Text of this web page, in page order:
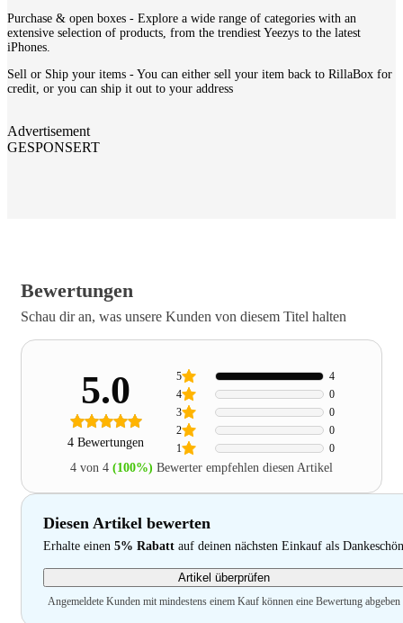
Purchase & open boxes - Explore a wide range of categories with an
extensive selection of products, from the trendiest Yeezys to the latest
iPhones.
Sell or Ship your items - You can either sell your item back to RillaBox for
credit, or you can ship it out to your address
Advertisement
GESPONSERT
Bewertungen
Schau dir an, was unsere Kunden von diesem Titel halten
5.0
4 Bewertungen 1 0
2 0
3 0
4 0
5 4
4 von 4 (100%) Bewerter empfehlen diesen Artikel
Diesen Artikel bewerten
Erhalte einen 5% Rabatt auf deinen nächsten Einkauf als Dankeschön
Artikel überprüfen
Angemeldete Kunden mit mindestens einem Kauf können eine Bewertung abgeben